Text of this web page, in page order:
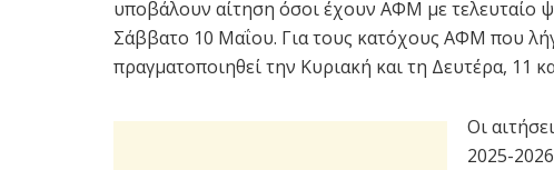
υποβάλουν αίτηση όσοι έχουν ΑΦΜ με τελευταίο
Σάββατο 10 Μαΐου. Για τους κατόχους ΑΦΜ που
πραγματοποιηθεί την Κυριακή και τη Δευτέρα, 11
Οι
2025-